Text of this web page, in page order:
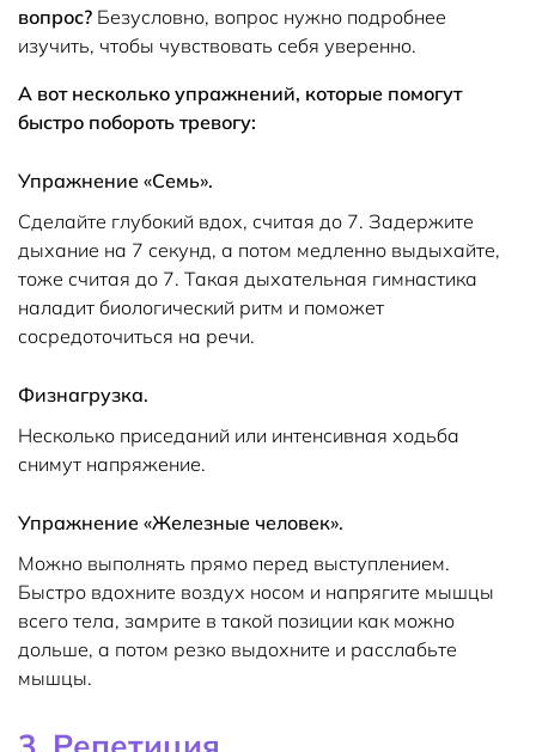
вопрос? Безусловно, вопрос нужно подробнее
изучить, чтобы чувствовать себя уверенно.
А вот несколько упражнений, которые помогут
быстро побороть тревогу:
Упражнение «Семь».
Сделайте глубокий вдох, считая до 7. Задержите
дыхание на 7 секунд, а потом медленно выдыхайте,
тоже считая до 7. Такая дыхательная гимнастика
наладит биологический ритм и поможет
сосредоточиться на речи.
Физнагрузка.
Несколько приседаний или интенсивная ходьба
снимут напряжение.
Упражнение «Железные человек».
Можно выполнять прямо перед выступлением.
Быстро вдохните воздух носом и напрягите мышцы
всего тела, замрите в такой позиции как можно
дольше, а потом резко выдохните и расслабьте
мышцы.